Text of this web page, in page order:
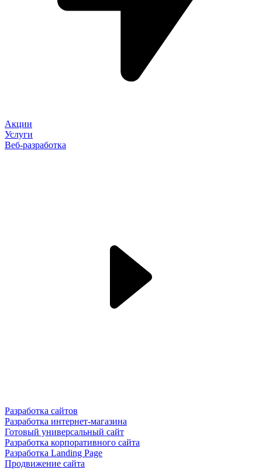
Акции
Услуги
Веб-разработка
Разработка сайтов
Разработка интернет-магазина
Готовый универсальный сайт
Разработка корпоративного сайта
Разработка Landing Page
Продвижение сайта